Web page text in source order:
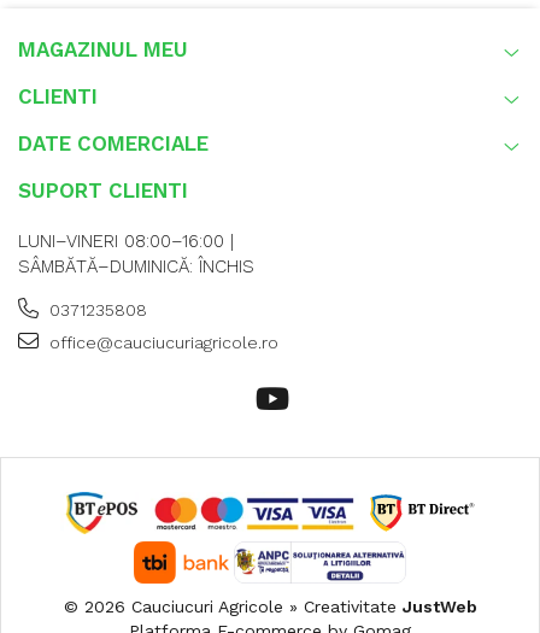
MAGAZINUL MEU
CLIENTI
DATE COMERCIALE
SUPORT CLIENTI
LUNI–VINERI 08:00–16:00 |
SÂMBĂTĂ–DUMINICĂ: ÎNCHIS
0371235808
office@cauciucuriagricole.ro
© 2026 Cauciucuri Agricole » Creativitate JustWeb